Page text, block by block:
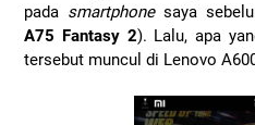
pada smartphonesaya
A75 Fantasy 2). Lalu, apa
tersebut muncul di Lenovo